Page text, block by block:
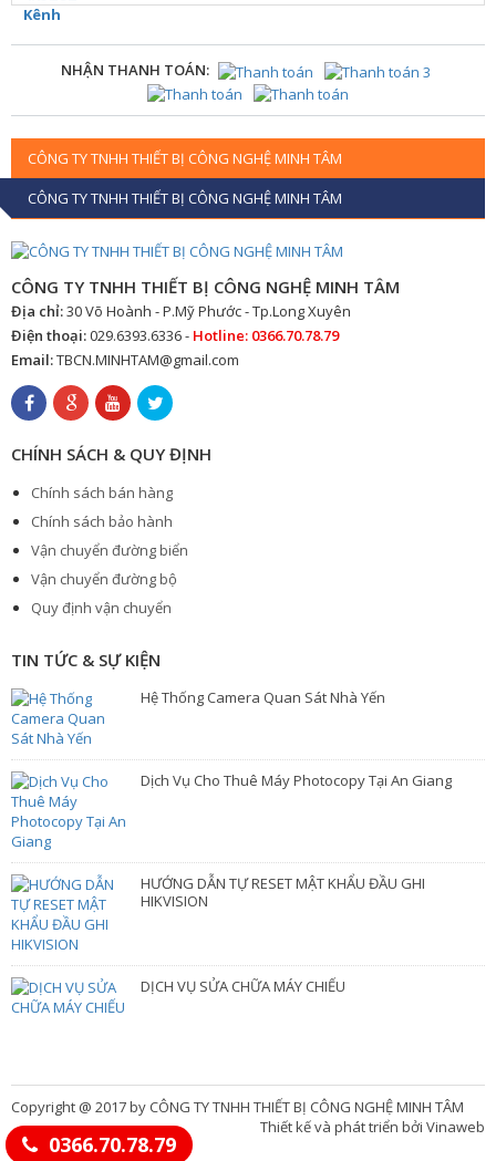
NHẬN THANH TOÁN:
CÔNG TY TNHH THIẾT BỊ CÔNG NGHỆ MINH TÂM
CÔNG TY TNHH THIẾT BỊ CÔNG NGHỆ MINH TÂM
CÔNG TY TNHH THIẾT BỊ CÔNG NGHỆ MINH TÂM
Địa chỉ:30 Võ Hoành - P.Mỹ Phước - Tp.Long Xuyên
Điện thoại:029.6393.6336 - Hotline: 0366.70.78.79
Email:TBCN.MINHTAM@gmail.com
CHÍNH SÁCH & QUY ĐỊNH
Chính sách bán hàng
Chính sách bảo hành
Vận chuyển đường biển
Vận chuyển đường bộ
Quy định vận chuyển
TIN TỨC & SỰ KIỆN
Hệ Thống Camera Quan Sát Nhà Yến
Dịch Vụ Cho Thuê Máy Photocopy Tại An Giang
HƯỚNG DẪN TỰ RESET MẬT KHẨU ĐẦU GHI
HIKVISION
DỊCH VỤ SỬA CHỮA MÁY CHIẾU
Copyright @ 2017 by CÔNG TY TNHH THIẾT BỊ CÔNG NGHỆ MINH TÂM
Thiết kế và phát triển bởi Vinaweb
0366.70.78.79